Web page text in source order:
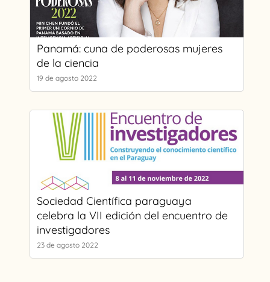
Panamá: cuna de poderosas mujeres
de la ciencia
19 de agosto 2022
Sociedad Científica paraguaya
celebra la VII edición del encuentro de
investigadores
23 de agosto 2022